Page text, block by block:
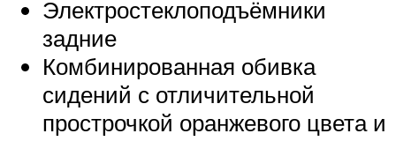
Электростеклоподъёмники
задние
Комбинированная обивка
сидений с отличительной
прострочкой оранжевого цвета и